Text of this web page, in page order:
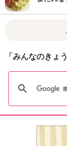
「みんなのきょ